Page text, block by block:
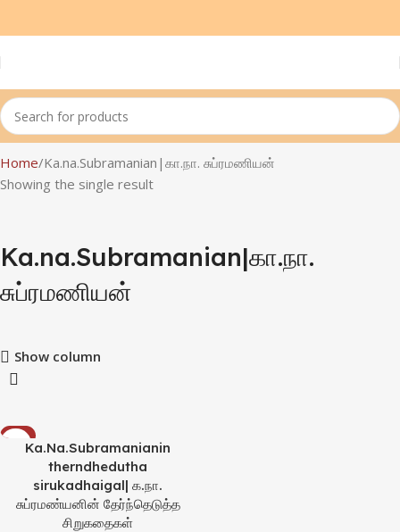
Home Ka.na.Subramanian|கா.நா. சுப்ரமணியன்
Showing the single result
Ka.na.Subramanian|கா.நா.
சுப்ரமணியன்
Show column
-6%
SOLD OUT
Ka.Na.Subramanianin
therndhedutha
sirukadhaigal| க.நா.
சுப்ரமண்யனின் தேர்ந்தெடுத்த
சிறுகதைகள்